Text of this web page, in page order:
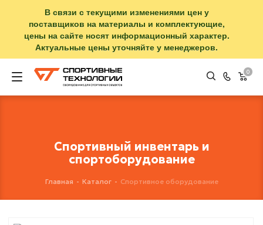
В связи с текущими изменениями цен у
поставщиков на материалы и комплектующие,
цены на сайте носят информационный характер.
Актуальные цены уточняйте у менеджеров.
0
Спортивный инвентарь и
спортоборудование
Главная - Каталог - Спортивное оборудование